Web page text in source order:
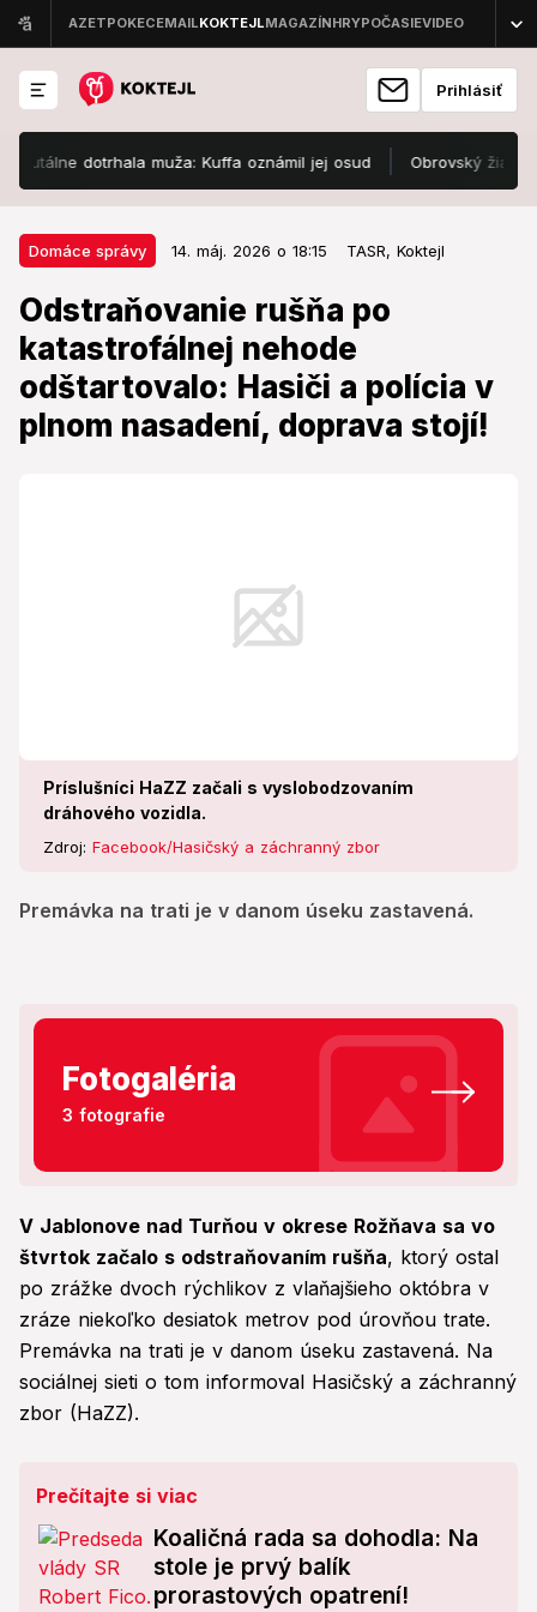
Prihlásiť
dotrhala muža: Kuffa oznámil jej osud Obrovský žiaľ: Sara
Domáce správy 14. máj. 2026 o 18:15 TASR, Koktejl
Odstraňovanie rušňa po
katastrofálnej nehode
odštartovalo: Hasiči a polícia v
plnom nasadení, doprava stojí!
Príslušníci HaZZ začali s vyslobodzovaním
dráhového vozidla.
Zdroj: Facebook/Hasičský a záchranný zbor
Premávka na trati je v danom úseku zastavená.
Domáce správy 14. máj. 2026 o 18:15
Odstraňovanie rušňa po
katastrofálnej nehode
odštartovalo: Hasiči a polícia v
plnom nasadení, doprava stojí!
Fotogaléria
3 fotografie
V Jablonove nad Turňou v okrese Rožňava sa vo
štvrtok začalo s odstraňovaním rušňa, ktorý ostal
po zrážke dvoch rýchlikov z vlaňajšieho októbra v
zráze niekoľko desiatok metrov pod úrovňou trate.
Premávka na trati je v danom úseku zastavená. Na
sociálnej sieti o tom informoval Hasičský a záchranný
zbor (HaZZ).
Prečítajte si viac
Koaličná rada sa dohodla: Na
stole je prvý balík
prorastových opatrení!